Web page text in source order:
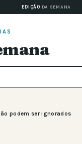
EDIÇÃO DA SEMANA
podem ser ignorados